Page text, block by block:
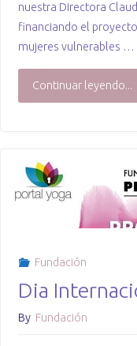
nuestra Directora
financiando el
mujeres vulnerables …
Continuar leyendo...
Fundación
Dia
By Fundación